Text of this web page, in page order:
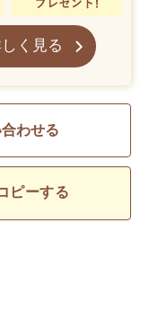
く見る
わせる
ピーする